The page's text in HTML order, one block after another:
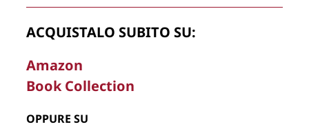
La Direzione stabilisce insindacabilmente di inserire,
rimuovere, oscurare, modificare, immagini e testi del sito, a
propria discrezione.
Copyright © 2026
ACQUISTALO SUBITO SU:
Amazon
Book Collection
OPPURE SU